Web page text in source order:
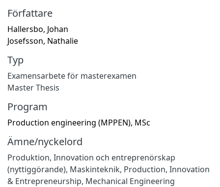
Författare
Hallersbo, Johan
Josefsson, Nathalie
Typ
Examensarbete för masterexamen
Master Thesis
Program
Production engineering (MPPEN), MSc
Ämne/nyckelord
Produktion, Innovation och entreprenörskap
(nyttiggörande), Maskinteknik, Production, Innovation
& Entrepreneurship, Mechanical Engineering